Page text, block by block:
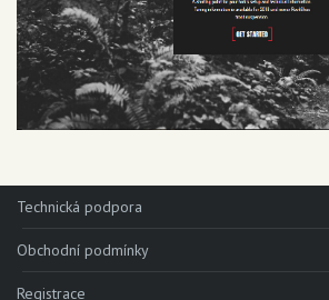
Technická podpora
Obchodní podmínky
Registrace